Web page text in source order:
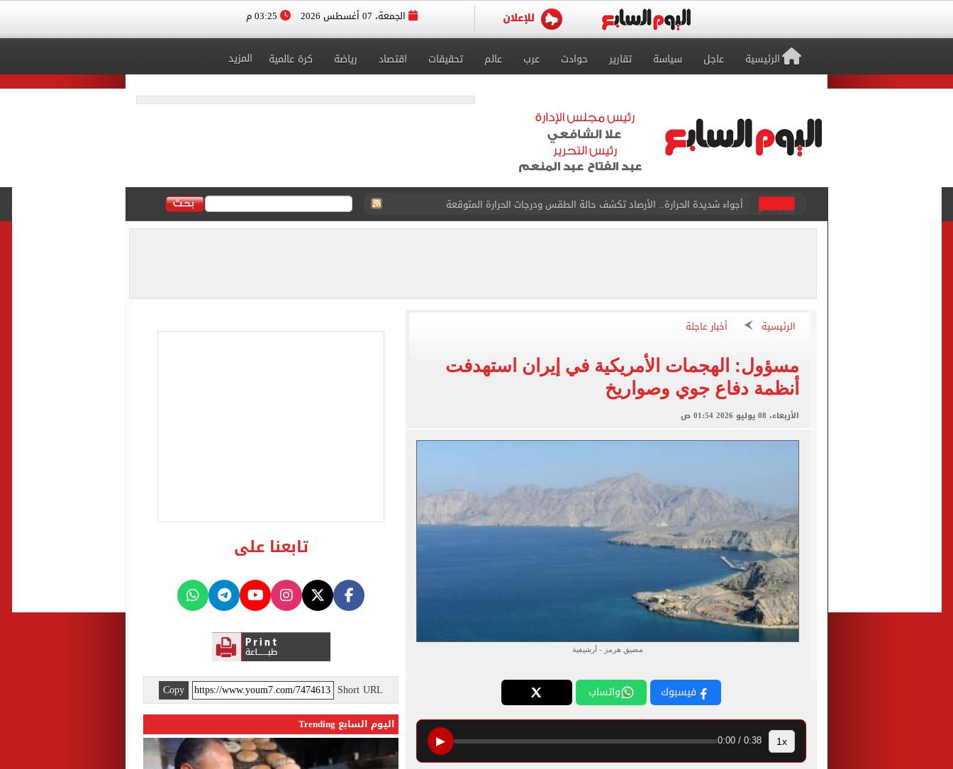
الجمعة، 07 أغسطس 2026
الرئيسية عاجل سياسة تقارير حوادث عرب عالم تحقيقات اقتصاد رياضة كرة عالمية المزيد
أجواء شديدة الحرارة.. الأرصاد تكشف حالة الطقس ودرجات الحرارة المتوقعة
رابطة الأندية تكشف جدول مواعيد مباريات الدوري.. تعديل التوقيتات فى رمضان
الأهلي يخوض أول مران فى معسكر إسبانيا استعداداً للموسم الجديد.. صور
سيلتيك الاسكتلندى يضع اللمسات الأخيرة لضم هيثم حسن
هل يتغير رقم الجلوس فى امتحانات الدور الثانى للثانوية العامة؟.. التعليم توضح
طرابزون سبور يخوض مباراة ودية أمام جوزتيبي غداً.. اعرف موقف محمد صلاح
الرئيسية أخبار عاجلة
مسؤول: الهجمات الأمريكية في إيران استهدفت
أنظمة دفاع جوي وصواريخ
الأربعاء، 08 يوليو 2026 01:54 ص
مضيق هرمز - أرشيفية
فيسبوك واتساب
▶ 0:38 / 0:00 1x
تابعنا على
Short URL
Copy
اليوم السابع Trending